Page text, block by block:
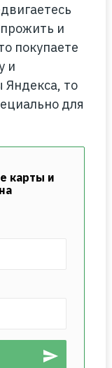
и
покупаете
и
Яндекса, то
для
карты и